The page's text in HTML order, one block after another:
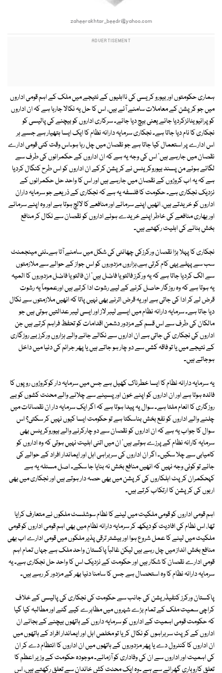
zaheerakhtar_beedri@yahoo.com
ہماری حکومتوں اور بیورو کریسی کی نااہلیوں کے نتیجے میں ملک کے اہم قومی اداروں
میں جو کرپشن کے معاملات سامنے آئے ہیں، اس کا حل یہ نکالا جارہا ہے کہ ان اداروں
کو پرائیویٹائزکردیا جائے یعنی بیچ دیا جائے۔ سرکاری اداروں کو بیچنے کی پالیسی کو
نجکاری کا نام دیا جاتا ہے۔ نجکاری سرمایہ دارانہ نظام کا ایک ایسا ہتھیار ہے جسے ہر
اس ادارے پر استعمال کیا جاتا ہے جو نقصان میں چل رہا ہو۔اس وقت کئی قومی ادارے
نقصان میں جارہے ہیں' اس کی وجہ یہ ہے کہ ان اداروں کے حکمرانوں کی طرف سے
لگائے ہوئے من پسند بیوروکریٹس نے کرپشن کرکے ان اداروں کو اس طرح کنگال کردیا
ہے کہ یہ اب کروڑوں کے نقصان میں جارہے ہیں اور اس کا واحد حل حکمرانوں کے
نزدیک نجکاری ہے۔ حکومت کا فلسفہ یہ ہے کہ نجکاری کے ذریعے جو سرمایہ داران
اداروں کو خریدتے ہیں، انھیں اپنے سرمائے اور منافعے کا لالچ ہوتا ہے اور وہ اپنے سرمائے
اور بھاری منافعے کی خاطر اپنے خریدے ہوئے اداروں کو نقصان سے نکال کر منافع
بخش بنانے کی اہلیت رکھتے ہیں۔
نجکاری کا پہلا بڑا نقصان ورکرزکی چھانٹی کی شکل میں سامنے آتا ہے۔نئی مینجمنٹ
سب سے پہلے یہی کام کرتی ہے،ہزاروں مزدوروں کو اس جواز کے حوالے سے ملازمتوں
سے الگ کردیا جاتا ہے کہ یہ ورکرز فالتو یا فاضل ہیں' ان فالتو یا فاضل مزدوروں کا المیہ
یہ ہوتا ہے کہ وہ روزگار حاصل کرنے کے لیے رشوت ادا کرتے ہیں اورعموماً یہ رشوت
قرض لے کر ادا کی جاتی ہے اور یہ قرض اترنے بھی نہیں پاتا کہ انھیں ملازمتوں سے نکال
دیا جاتا ہے۔ سرمایہ دارانہ نظام میں ایسے لیبر لاز اور ایسی لیبر عدالتیں ہوتی ہیں جو
مالکان کی طرف سے اس قسم کے مزدور دشمن اقدامات کو تحفظ فراہم کرتے ہیں جن
اداروں کی نجکاری کی جاتی ہے ان اداروں سے نکالے جانے والے ہزاروں ورکرز بے روزگاری
کے نتیجے میں یا تو فاقہ کشی سے دو چار ہو جاتے ہیں یا پھر جرائم کی دنیا میں داخل
ہوجاتے ہیں۔
یہ سرمایہ دارانہ نظام کا ایسا خطرناک کھیل ہے جس میں سرمایہ دار کوکروڑوں روپوں کا
فائدہ ہوتا ہے اور ان اداروں کو اپنے خون اور پسینے سے چلانے والے محنت کشوں کو بے
روزگاری کا انعام ملتا ہے۔ سوال یہ پیدا ہوتا ہے کہ اگر ایک سرمایہ دار ان نقصانات میں
چلنے والے اداروں کو نفع بخش بناسکتا ہے تو حکومت ایسا کیوں نہیں کر سکتی؟ اس
سوال کا جواب یہ ہے کہ ان اداروں کو نقصان سے دو چارکرنے والے بیوروکریٹس بھی
سرمایہ کارانہ نظام کے پرزے ہوتے ہیں' ان میں اتنی اہلیت نہیں ہوتی کہ وہ اداروں کو
کامیابی سے چلا سکیں۔ اگر ان اداروں کی سربراہی اہل اور ایماندار افراد کے حوالے کی
جائے تو کوئی وجہ نہیں کہ انھیں منافع بخش نہ بنایا جا سکے۔ اصل مسئلہ یہ ہے
کہحکمران کرپٹ اہلکاروں کی کرپشن میں بھی حصہ دار ہوتے ہیں اور نجکاری میں بھی
اربوں کی کرپشن کا ارتکاب کرتے ہیں۔
اہم قومی اداروں کو قومی ملکیت میں لینے کا نظام سوشلسٹ ملکوں نے متعارف کرایا
تھا، اس نظام کی افادیت کو دیکھ کر سرمایہ دارانہ نظام میں بھی اہم قومی اداروں کو قومی
ملکیت میں لینے کا عمل شروع ہوا اور بیشتر ترقی پذیر ملکوں میں قومی ادارے اب بھی
منافع بخش انداز میں چل رہے ہیں لیکن غالباً پاکستان واحد ملک ہے جہاں تمام اہم
قومی ادارے نقصان کا شکار ہیں اور حکومت کے نزدیک اس کا واحد حل نجکاری ہے۔ یہ
سرمایہ دارانہ نظام کا وہ استحصال ہے جس کا سامنا دنیا بھر کے مزدور کر رہے ہیں۔
پاکستان ورکرز کنفیڈریشن کی جانب سے حکومت کی نجکاری کی پالیسی کے خلاف
کراچی سمیت ملک کے تمام بڑے شہروں میں مظاہرے کیے گئے اور مطالبہ کیا گیا
کہ حکومت قومی اہمیت کے اداروں کو سرمایہ داروں کے ہاتھوں بیچنے کے بجائے ان
اداروں کے کرپٹ سربراہوں کو نکال کر یا تو مخلص اہل اور ایماندار افراد کے ہاتھوں میں
ان اداروں کا کنٹرول دے یا پھر مزدوروں کے ہاتھوں میں ان اداروں کا انتظام دے کر ان
کی اہمیت اور اداروں سے ان کی وفاداری کو آزمائے۔ موجودہ حکومت کے وزیر اعظم کا
تعلق کاروباری گھرانے سے ہے ۔وہ ایک محنت کش خاندان سے تعلق رکھتے ہیں، اس